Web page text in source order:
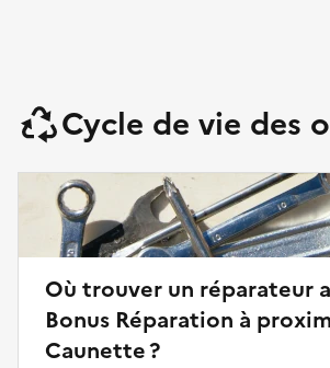
Cycle de vie des
Où trouver un réparateur
Bonus Réparation à
Caunette ?